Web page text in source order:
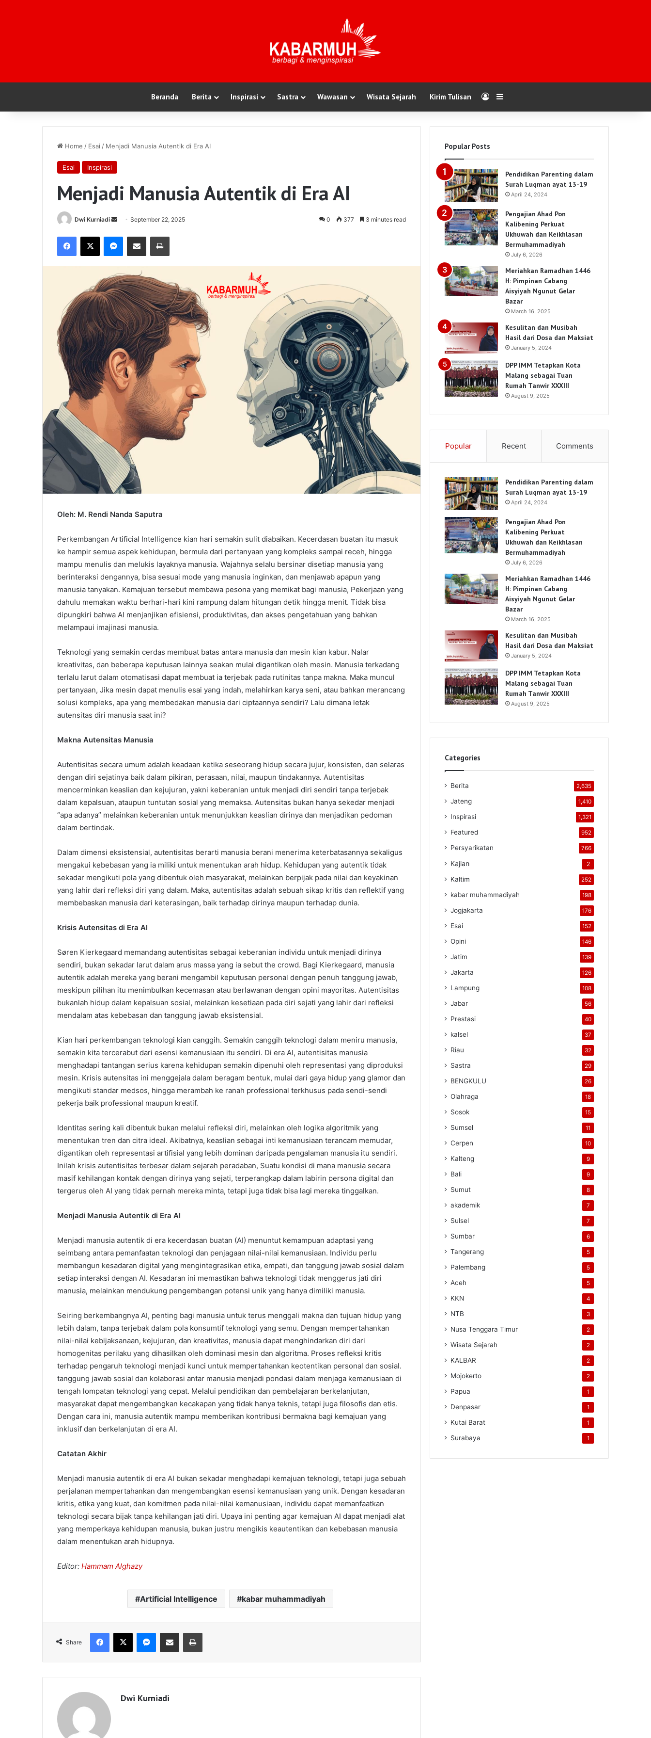
Beranda Berita Inspirasi Sastra Wawasan Wisata Sejarah Kirim Tulisan Log InSidebar
Home / Esai / Menjadi Manusia Autentik di Era AI
Esai Inspirasi
Menjadi Manusia Autentik di Era AI
Dwi Kurniadi
Send September 22, 2025 0 377 3 minutes read
Facebook
X Messenger
Share via Email Print
Oleh: M. Rendi Nanda Saputra
Perkembangan Artificial Intelligence kian hari semakin sulit diabaikan. Kecerdasan buatan itu masuk
ke hampir semua aspek kehidupan, bermula dari pertanyaan yang kompleks sampai receh, hingga
mampu menulis dan melukis layaknya manusia. Wajahnya selalu bersinar disetiap manusia yang
berinteraksi dengannya, bisa sesuai mode yang manusia inginkan, dan menjawab apapun yang
manusia tanyakan. Kemajuan tersebut membawa pesona yang memikat bagi manusia, Pekerjaan yang
dahulu memakan waktu berhari-hari kini rampung dalam hitungan detik hingga menit. Tidak bisa
dipungkiri bahwa AI menjanjikan efisiensi, produktivitas, dan akses pengetahuan yang bahkan
melampaui imajinasi manusia.
Teknologi yang semakin cerdas membuat batas antara manusia dan mesin kian kabur. Nalar
kreativitas, dan beberapa keputusan lainnya seakan mulai digantikan oleh mesin. Manusia terkadang
terlalu larut dalam otomatisasi dapat membuat ia terjebak pada rutinitas tanpa makna. Maka muncul
pertanyaan, Jika mesin dapat menulis esai yang indah, melahirkan karya seni, atau bahkan merancang
solusi kompleks, apa yang membedakan manusia dari ciptaannya sendiri? Lalu dimana letak
autensitas diri manusia saat ini?
Makna Autensitas Manusia
Autentisitas secara umum adalah keadaan ketika seseorang hidup secara jujur, konsisten, dan selaras
dengan diri sejatinya baik dalam pikiran, perasaan, nilai, maupun tindakannya. Autentisitas
mencerminkan keaslian dan kejujuran, yakni keberanian untuk menjadi diri sendiri tanpa terjebak
dalam kepalsuan, ataupun tuntutan sosial yang memaksa. Autensitas bukan hanya sekedar menjadi
“apa adanya” melainkan keberanian untuk menunjukkan keaslian dirinya dan menjadikan pedoman
dalam bertindak.
Dalam dimensi eksistensial, autentisitas berarti manusia berani menerima keterbatasannya sekaligus
mengakui kebebasan yang ia miliki untuk menentukan arah hidup. Kehidupan yang autentik tidak
sekadar mengikuti pola yang dibentuk oleh masyarakat, melainkan berpijak pada nilai dan keyakinan
yang lahir dari refleksi diri yang dalam. Maka, autentisitas adalah sebuah sikap kritis dan reflektif yang
membebaskan manusia dari keterasingan, baik terhadap dirinya maupun terhadap dunia.
Krisis Autensitas di Era AI
Søren Kierkegaard memandang autentisitas sebagai keberanian individu untuk menjadi dirinya
sendiri, bukan sekadar larut dalam arus massa yang ia sebut the crowd. Bagi Kierkegaard, manusia
autentik adalah mereka yang berani mengambil keputusan personal dengan penuh tanggung jawab,
meskipun pilihan itu menimbulkan kecemasan atau berlawanan dengan opini mayoritas. Autentisitas
bukanlah hidup dalam kepalsuan sosial, melainkan kesetiaan pada diri sejati yang lahir dari refleksi
mendalam atas kebebasan dan tanggung jawab eksistensial.
Kian hari perkembangan teknologi kian canggih. Semakin canggih teknologi dalam meniru manusia,
semakin kita tercerabut dari esensi kemanusiaan itu sendiri. Di era AI, autentisitas manusia
menghadapi tantangan serius karena kehidupan semakin dipenuhi oleh representasi yang diproduksi
mesin. Krisis autensitas ini menggejala dalam beragam bentuk, mulai dari gaya hidup yang glamor dan
mengikuti standar medsos, hingga merambah ke ranah professional terkhusus pada sendi-sendi
pekerja baik professional maupun kreatif.
Identitas sering kali dibentuk bukan melalui refleksi diri, melainkan oleh logika algoritmik yang
menentukan tren dan citra ideal. Akibatnya, keaslian sebagai inti kemanusiaan terancam memudar,
digantikan oleh representasi artifisial yang lebih dominan daripada pengalaman manusia itu sendiri.
Inilah krisis autentisitas terbesar dalam sejarah peradaban, Suatu kondisi di mana manusia secara
masif kehilangan kontak dengan dirinya yang sejati, terperangkap dalam labirin persona digital dan
tergerus oleh AI yang tidak pernah mereka minta, tetapi juga tidak bisa lagi mereka tinggalkan.
Menjadi Manusia Autentik di Era AI
Menjadi manusia autentik di era kecerdasan buatan (AI) menuntut kemampuan adaptasi yang
seimbang antara pemanfaatan teknologi dan penjagaan nilai-nilai kemanusiaan. Individu perlu
membangun kesadaran digital yang mengintegrasikan etika, empati, dan tanggung jawab sosial dalam
setiap interaksi dengan AI. Kesadaran ini memastikan bahwa teknologi tidak menggerus jati diri
manusia, melainkan mendukung pengembangan potensi unik yang hanya dimiliki manusia.
Seiring berkembangnya AI, penting bagi manusia untuk terus menggali makna dan tujuan hidup yang
lebih dalam, tanpa terjebak dalam pola konsumtif teknologi yang semu. Dengan mempertahankan
nilai-nilai kebijaksanaan, kejujuran, dan kreativitas, manusia dapat menghindarkan diri dari
homogenitas perilaku yang dihasilkan oleh dominasi mesin dan algoritma. Proses refleksi kritis
terhadap pengaruh teknologi menjadi kunci untuk mempertahankan keotentikan personal dan sosial.
tanggung jawab sosial dan kolaborasi antar manusia menjadi pondasi dalam menjaga kemanusiaan di
tengah lompatan teknologi yang cepat. Melalui pendidikan dan pembelajaran berkelanjutan,
masyarakat dapat mengembangkan kecakapan yang tidak hanya teknis, tetapi juga filosofis dan etis.
Dengan cara ini, manusia autentik mampu memberikan kontribusi bermakna bagi kemajuan yang
inklusif dan berkelanjutan di era AI.
Catatan Akhir
Menjadi manusia autentik di era AI bukan sekadar menghadapi kemajuan teknologi, tetapi juga sebuah
perjalanan mempertahankan dan mengembangkan esensi kemanusiaan yang unik. Dengan kesadaran
kritis, etika yang kuat, dan komitmen pada nilai-nilai kemanusiaan, individu dapat memanfaatkan
teknologi secara bijak tanpa kehilangan jati diri. Upaya ini penting agar kemajuan AI dapat menjadi alat
yang memperkaya kehidupan manusia, bukan justru mengikis keautentikan dan kebebasan manusia
dalam menentukan arah hidupnya.
Editor: Hammam Alghazy
Artificial Intelligence kabar muhammadiyah
Share
Facebook
X Messenger
Share via Email Print
Dwi Kurniadi
Popular Posts
Pendidikan Parenting dalam
Surah Luqman ayat 13-19
April 24, 2024
Pengajian Ahad Pon
Kalibening Perkuat
Ukhuwah dan Keikhlasan
Bermuhammadiyah
July 6, 2026
Meriahkan Ramadhan 1446
H: Pimpinan Cabang
Aisyiyah Ngunut Gelar
Bazar
March 16, 2025
Kesulitan dan Musibah
Hasil dari Dosa dan Maksiat
January 5, 2024
DPP IMM Tetapkan Kota
Malang sebagai Tuan
Rumah Tanwir XXXIII
August 9, 2025
Popular Recent Comments
Pendidikan Parenting dalam
Surah Luqman ayat 13-19
April 24, 2024
Pengajian Ahad Pon
Kalibening Perkuat
Ukhuwah dan Keikhlasan
Bermuhammadiyah
July 6, 2026
Meriahkan Ramadhan 1446
H: Pimpinan Cabang
Aisyiyah Ngunut Gelar
Bazar
March 16, 2025
Kesulitan dan Musibah
Hasil dari Dosa dan Maksiat
January 5, 2024
DPP IMM Tetapkan Kota
Malang sebagai Tuan
Rumah Tanwir XXXIII
August 9, 2025
Categories
Berita 2,635
Jateng 1,410
Inspirasi 1,321
Featured 952
Persyarikatan 766
Kajian 2
Kaltim 252
kabar muhammadiyah 198
Jogjakarta 176
Esai 152
Opini 146
Jatim 139
Jakarta 126
Lampung 108
Jabar 56
Prestasi 40
kalsel 37
Riau 32
Sastra 29
BENGKULU 26
Olahraga 18
Sosok 15
Sumsel 11
Cerpen 10
Kalteng 9
Bali 9
Sumut 8
akademik 7
Sulsel 7
Sumbar 6
Tangerang 5
Palembang 5
Aceh 5
KKN 4
NTB 3
Nusa Tenggara Timur 2
Wisata Sejarah 2
KALBAR 2
Mojokerto 2
Papua 1
Denpasar 1
Kutai Barat 1
Surabaya 1